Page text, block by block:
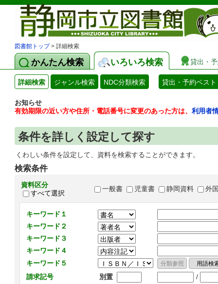
図書館トップ> 詳細検索
かんたん検索 いろいろ検索 貸出・
詳細検索 ジャンル検索 NDC分類検索 貸出・予約ベスト
お知らせ
有効期限の近い方や住所・電話番号に変更のあった方は、 利用者
条件を詳しく設定して探す
くわしい条件を設定して、資料を検索することができます。
検索条件
資料区分
すべて選択
一般書 児童書 静岡資料 外
キーワード１
キーワード２
キーワード３
キーワード４
キーワード５
請求記号
別置 /